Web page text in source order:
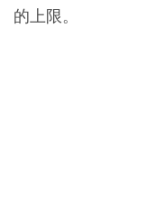
的上限。